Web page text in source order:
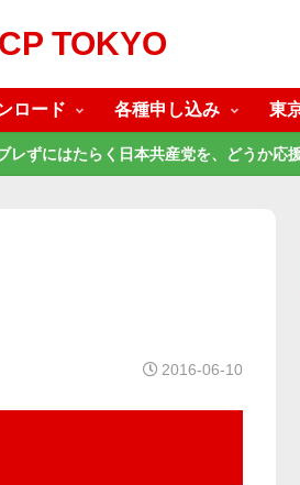
TOKYO
ロード 各種申し込み 東
レずにはたらく日本共産党を、どうか応
2016-06-10